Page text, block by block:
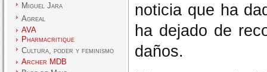
Miguel Jara
Agreal
AVA
Pharmacritique
Cultura, poder y feminismo
Archer MDB
noticia que ha
ha dejado de
daños.